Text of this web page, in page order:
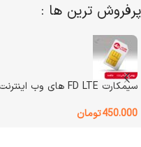
پرفروش ترین ها :
سیمکارت FD LTE های وب اینترنت 1ماهه
450.000تومان